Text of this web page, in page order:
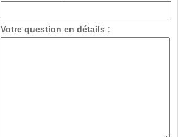
Votre question en détails :